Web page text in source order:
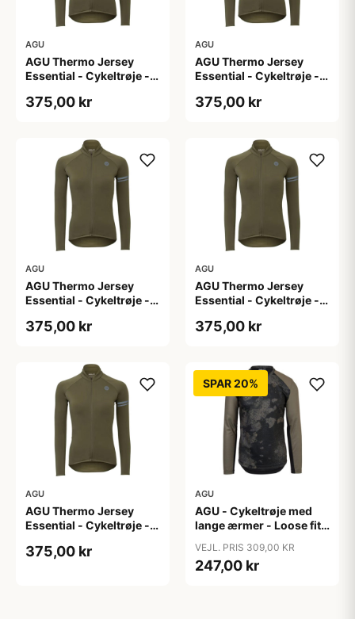
AGU
AGU Thermo Jersey
Essential - Cykeltrøje -
L
375,00 kr
AGU
AGU Thermo Jersey
Essential - Cykeltrøje -
M
375,00 kr
AGU
AGU Thermo Jersey
Essential - Cykeltrøje -
S
375,00 kr
AGU
AGU Thermo Jersey
Essential - Cykeltrøje -
XL
375,00 kr
AGU
AGU Thermo Jersey
Essential - Cykeltrøje -
XXL
375,00 kr
SPAR 20%
AGU
AGU - Cykeltrøje med
lange ærmer - Loose fit -
VEJL. PRIS 309,00 KR
247,00 kr